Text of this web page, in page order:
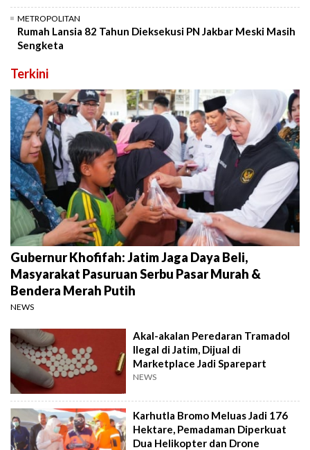
METROPOLITAN
Rumah Lansia 82 Tahun Dieksekusi PN Jakbar Meski Masih
Sengketa
Terkini
Gubernur Khofifah: Jatim Jaga Daya Beli,
Masyarakat Pasuruan Serbu Pasar Murah &
Bendera Merah Putih
NEWS
Akal-akalan Peredaran Tramadol
Ilegal di Jatim, Dijual di
Marketplace Jadi Sparepart
NEWS
Karhutla Bromo Meluas Jadi 176
Hektare, Pemadaman Diperkuat
Dua Helikopter dan Drone